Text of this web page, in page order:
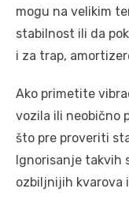
mogu na velikim
stabilnost ili da
i za trap,
Ako primetite
vozila ili neobično
što pre proveriti
Ignorisanje takvih
ozbiljnijih kvarova